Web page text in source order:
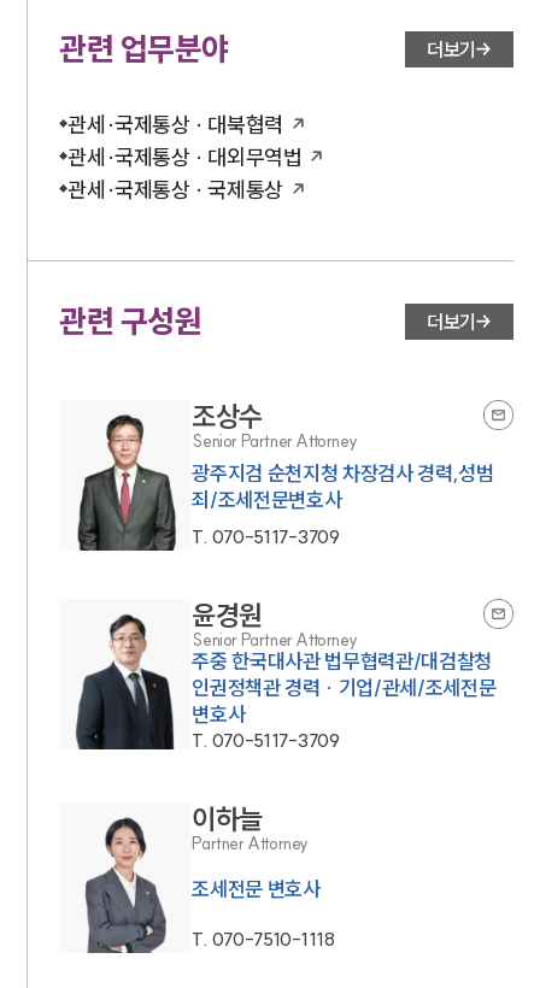
관련 업무분야 더보기
관세·국제통상 · 대북협력
관세·국제통상 · 대외무역법
관세·국제통상 · 국제통상
관련 구성원 더보기
조상수
Senior Partner Attorney
광주지검 순천지청 차장검사 경력,성범
죄/조세전문변호사
T. 070-5117-3709
윤경원
Senior Partner Attorney
주중 한국대사관 법무협력관/대검찰청
인권정책관 경력 · 기업/관세/조세전문
변호사
T. 070-5117-3709
이하늘
Partner Attorney
조세전문 변호사
T. 070-7510-1118